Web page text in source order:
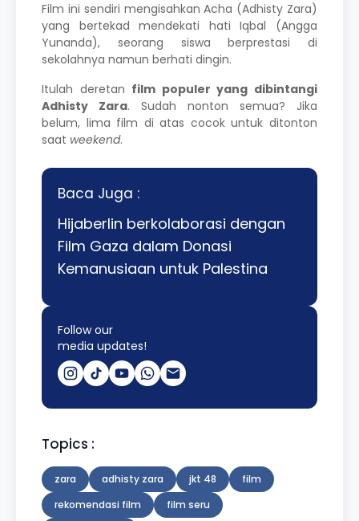
Film ini sendiri mengisahkan Acha (Adhisty Zara)
yang bertekad mendekati hati Iqbal (Angga
Yunanda), seorang siswa berprestasi di
sekolahnya namun berhati dingin.
Itulah deretan film populer yang dibintangi
Adhisty Zara. Sudah nonton semua? Jika
belum, lima film di atas cocok untuk ditonton
saat weekend.
Baca Juga :
Hijaberlin berkolaborasi dengan
Film Gaza dalam Donasi
Kemanusiaan untuk Palestina
Follow our
media updates!
Topics :
zara adhisty zara jkt 48
film
rekomendasi film
film seru